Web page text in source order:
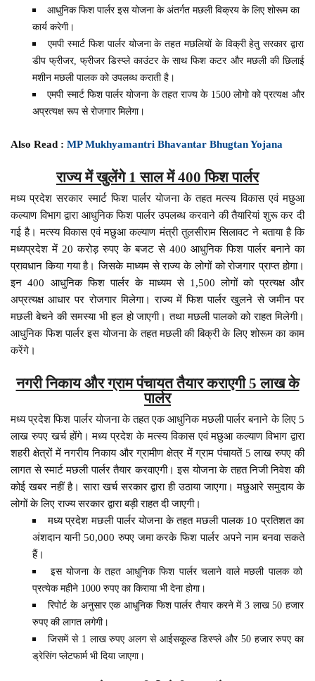
आधुनिक फिश पार्लर इस योजना के अंतर्गत मछली विक्रय के लिए शोरूम का
कार्य करेगी।
एमपी स्मार्ट फिश पार्लर योजना के तहत मछलियों के विक्री हेतु सरकार द्वारा
डीप फ्रीजर, फ्रीजर डिस्प्ले काउंटर के साथ फिश कटर और मछली की छिलाई
मशीन मछली पालक को उपलब्ध कराती है।
एमपी स्मार्ट फिश पार्लर योजना के तहत राज्य के 1500 लोगो को प्रत्यक्ष और
अप्रत्यक्ष रूप से रोजगार मिलेगा।
Also Read :MP Mukhyamantri Bhavantar Bhugtan Yojana
राज्य में खुलेंगे 1 साल में 400 फिश पार्लर
मध्य प्रदेश सरकार स्मार्ट फिश पार्लर योजना के तहत मत्स्य विकास एवं मछुआ
कल्याण विभाग द्वारा आधुनिक फिश पार्लर उपलब्ध करवाने की तैयारियां शुरू कर दी
गई है। मत्स्य विकास एवं मछुआ कल्याण मंत्री तुलसीराम सिलावट ने बताया है कि
मध्यप्रदेश में 20 करोड़ रुपए के बजट से 400 आधुनिक फिश पार्लर बनाने का
प्रावधान किया गया है। जिसके माध्यम से राज्य के लोगों को रोजगार प्राप्त होगा।
इन 400 आधुनिक फिश पार्लर के माध्यम से 1,500 लोगों को प्रत्यक्ष और
अप्रत्यक्ष आधार पर रोजगार मिलेगा। राज्य में फिश पार्लर खुलने से जमीन पर
मछली बेचने की समस्या भी हल हो जाएगी। तथा मछली पालको को राहत मिलेगी।
आधुनिक फिश पार्लर इस योजना के तहत मछली की बिक्री के लिए शोरूम का काम
करेंगे।
नगरी निकाय और ग्राम पंचायत तैयार कराएगी 5 लाख के
पार्लर
मध्य प्रदेश फिश पार्लर योजना के तहत एक आधुनिक मछली पार्लर बनाने के लिए 5
लाख रुपए खर्च होंगे। मध्य प्रदेश के मत्स्य विकास एवं मछुआ कल्याण विभाग द्वारा
शहरी क्षेत्रों में नगरीय निकाय और ग्रामीण क्षेत्र में ग्राम पंचायतें 5 लाख रुपए की
लागत से स्मार्ट मछली पार्लर तैयार करवाएगी। इस योजना के तहत निजी निवेश की
कोई खबर नहीं है। सारा खर्च सरकार द्वारा ही उठाया जाएगा। मछुआरे समुदाय के
लोगों के लिए राज्य सरकार द्वारा बड़ी राहत दी जाएगी।
मध्य प्रदेश मछली पार्लर योजना के तहत मछली पालक 10 प्रतिशत का
अंशदान यानी 50,000 रुपए जमा करके फिश पार्लर अपने नाम बनवा सकते
हैं।
इस योजना के तहत आधुनिक फिश पार्लर चलाने वाले मछली पालक को
प्रत्येक महीने 1000 रुपए का किराया भी देना होगा।
रिपोर्ट के अनुसार एक आधुनिक फिश पार्लर तैयार करने में 3 लाख 50 हजार
रुपए की लागत लगेगी।
जिसमें से 1 लाख रुपए अलग से आईसकूल्ड डिस्प्ले और 50 हजार रुपए का
ड्रेसिंग प्लेटफार्म भी दिया जाएगा।